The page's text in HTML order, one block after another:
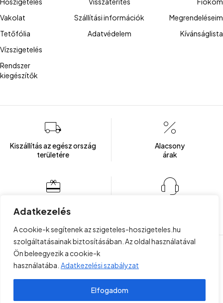
Adatkezelés
A cookie-k segítenek az szigeteles-hoszigeteles.hu
szolgáltatásainak biztosításában. Az oldal használatával
Ön beleegyezik a cookie-k
használatába. Adatkezelési szabályzat
Elfogadom
Vakolat
Tetőfólia
Vízszigetelés
Rendszer
kiegészítők
Szállítási információk
Adatvédelem
Megrendeléseim
Kívánságlista
Kiszállítás az egész ország
területére
Alacsony
árak
Copyright © 2023 . Minden jog fenntartva!
Project Plus Kft